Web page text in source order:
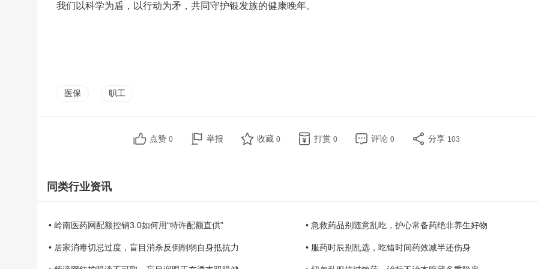
我们以科学为盾，以行动为矛，共同守护银发族的健康晚年。
医保 职工
点赞 0 举报 收藏 0 打赏 0 评论 0 分享 103
同类行业资讯
• 岭南医药网配额控销3.0如何用“特许配额直供” • 急救药品别随意乱吃，护心常备药绝非养生好物
• 居家消毒切忌过度，盲目消杀反倒削弱自身抵抗力 • 服药时辰别乱选，吃错时间药效减半还伤身